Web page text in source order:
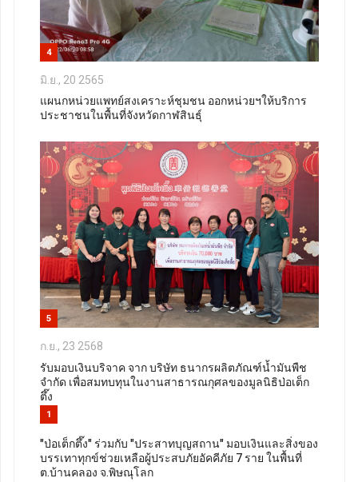
4
มิ.ย., 20 2565
แผนกหน่วยแพทย์สงเคราะห์ชุมชน ออกหน่วยฯให้บริการ
ประชาชนในพื้นที่จังหวัดกาฬสินธุ์
5
ก.ย., 23 2568
รับมอบเงินบริจาค จาก บริษัท ธนากรผลิตภัณฑ์น้ำมันพืช
จำกัด เพื่อสมทบทุนในงานสาธารณกุศลของมูลนิธิป่อเต็ก
ตึ๊ง
1
"ป่อเต็กตึ๊ง" ร่วมกับ "ประสาทบุญสถาน" มอบเงินและสิ่งของ
บรรเทาทุกข์ช่วยเหลือผู้ประสบภัยอัคคีภัย 7 ราย ในพื้นที่
ต.บ้านคลอง จ.พิษณุโลก